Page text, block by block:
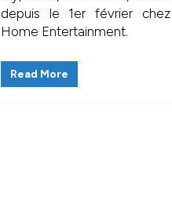
depuis le 1er février
Home Entertainment.
Read More